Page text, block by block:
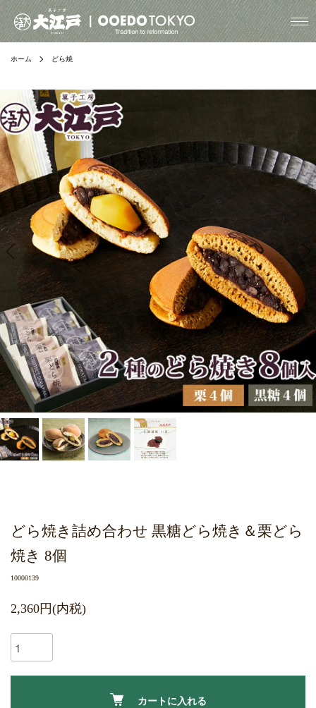
ホーム どら焼
どら焼き詰め合わせ 黒糖どら焼き＆栗どら
焼き 8個
10000139
2,360円(内税)
カートに入れる